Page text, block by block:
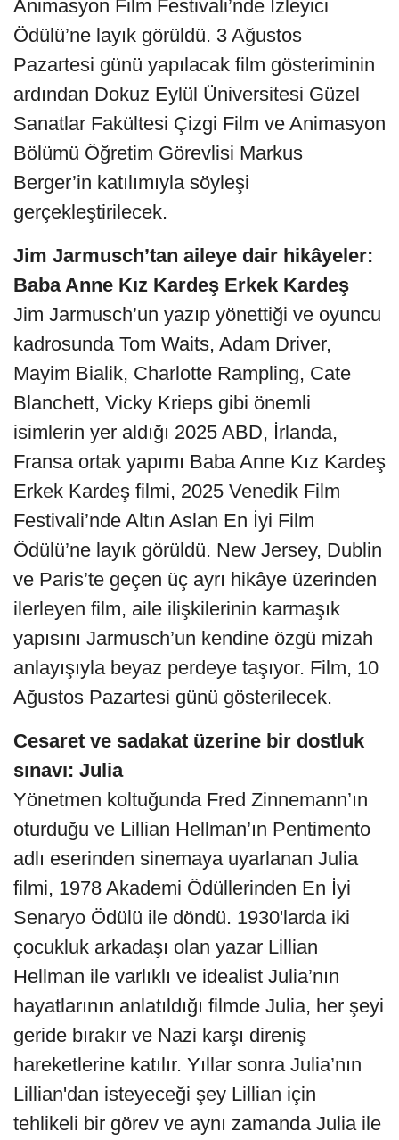
Animasyon Film Festivali’nde İzleyici
Ödülü’ne layık görüldü. 3 Ağustos
Pazartesi günü yapılacak film gösteriminin
ardından Dokuz Eylül Üniversitesi Güzel
Sanatlar Fakültesi Çizgi Film ve Animasyon
Bölümü Öğretim Görevlisi Markus
Berger’in katılımıyla söyleşi
gerçekleştirilecek.
Jim Jarmusch’tan aileye dair hikâyeler:
Baba Anne Kız Kardeş Erkek Kardeş
Jim Jarmusch’un yazıp yönettiği ve oyuncu
kadrosunda Tom Waits, Adam Driver,
Mayim Bialik, Charlotte Rampling, Cate
Blanchett, Vicky Krieps gibi önemli
isimlerin yer aldığı 2025 ABD, İrlanda,
Fransa ortak yapımı Baba Anne Kız Kardeş
Erkek Kardeş filmi, 2025 Venedik Film
Festivali’nde Altın Aslan En İyi Film
Ödülü’ne layık görüldü. New Jersey, Dublin
ve Paris’te geçen üç ayrı hikâye üzerinden
ilerleyen film, aile ilişkilerinin karmaşık
yapısını Jarmusch’un kendine özgü mizah
anlayışıyla beyaz perdeye taşıyor. Film, 10
Ağustos Pazartesi günü gösterilecek.
Cesaret ve sadakat üzerine bir dostluk
sınavı: Julia
Yönetmen koltuğunda Fred Zinnemann’ın
oturduğu ve Lillian Hellman’ın Pentimento
adlı eserinden sinemaya uyarlanan Julia
filmi, 1978 Akademi Ödüllerinden En İyi
Senaryo Ödülü ile döndü. 1930'larda iki
çocukluk arkadaşı olan yazar Lillian
Hellman ile varlıklı ve idealist Julia’nın
hayatlarının anlatıldığı filmde Julia, her şeyi
geride bırakır ve Nazi karşı direniş
hareketlerine katılır. Yıllar sonra Julia’nın
Lillian'dan isteyeceği şey Lillian için
tehlikeli bir görev ve aynı zamanda Julia ile